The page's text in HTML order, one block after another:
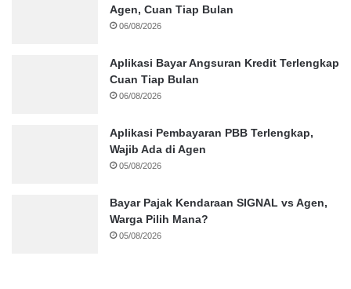
Agen, Cuan Tiap Bulan
06/08/2026
Aplikasi Bayar Angsuran Kredit Terlengkap
Cuan Tiap Bulan
06/08/2026
Aplikasi Pembayaran PBB Terlengkap,
Wajib Ada di Agen
05/08/2026
Bayar Pajak Kendaraan SIGNAL vs Agen,
Warga Pilih Mana?
05/08/2026